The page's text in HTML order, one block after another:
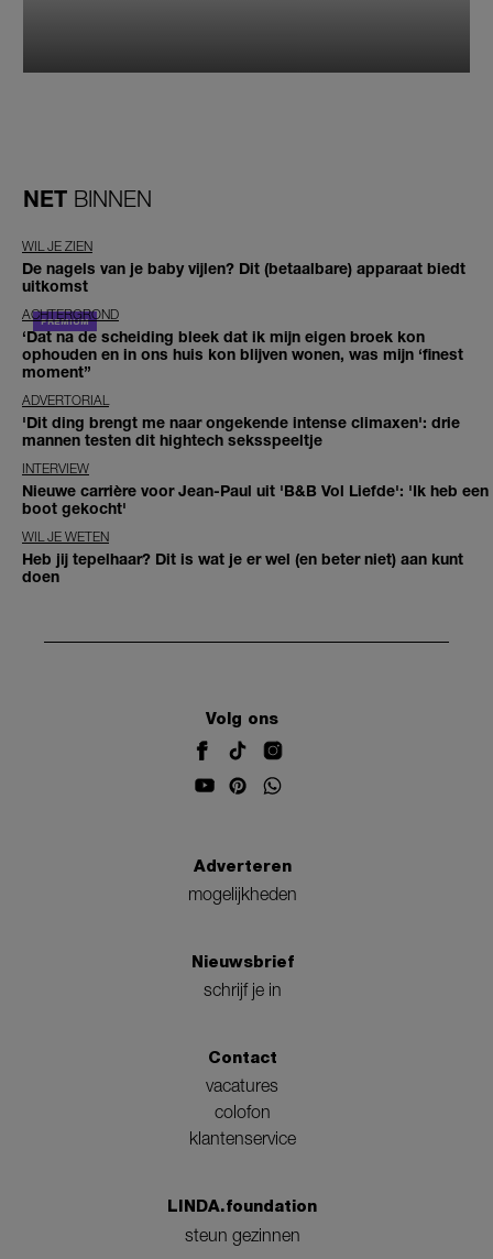
NET BINNEN
WIL JE ZIEN
De nagels van je baby vijlen? Dit (betaalbare) apparaat biedt
uitkomst
ACHTERGROND
‘Dat na de scheiding bleek dat ik mijn eigen broek kon
ophouden en in ons huis kon blijven wonen, was mijn ‘finest
moment’’
ADVERTORIAL
'Dit ding brengt me naar ongekende intense climaxen': drie
mannen testen dit hightech seksspeeltje
INTERVIEW
Nieuwe carrière voor Jean-Paul uit 'B&B Vol Liefde': 'Ik heb een
boot gekocht'
WIL JE WETEN
Heb jij tepelhaar? Dit is wat je er wel (en beter niet) aan kunt
doen
Volg ons
Adverteren
mogelijkheden
Nieuwsbrief
schrijf je in
Contact
vacatures
colofon
klantenservice
LINDA.foundation
steun gezinnen